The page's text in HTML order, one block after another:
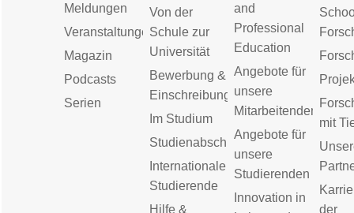
Meldungen
Veranstaltungen
Magazin
Podcasts
Serien
Von der
Schule zur
Universität
Bewerbung &
Einschreibung
Im Studium
Studienabschluss
Internationale
Studierende
Hilfe &
and
Professional
Education
Angebote für
unsere
Mitarbeitenden
Angebote für
unsere
Studierenden
Innovation in
mit
der